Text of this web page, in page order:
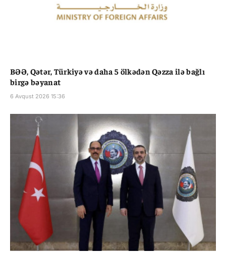
BƏƏ, Qətər, Türkiyə və daha 5 ölkədən Qəzza ilə bağlı
birgə bəyanat
6 Avqust 2026 15:36